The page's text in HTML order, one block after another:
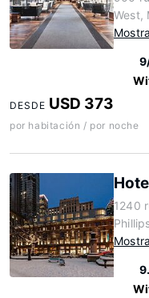
West,
DESDE USD 373
por habitación / por noche
1240